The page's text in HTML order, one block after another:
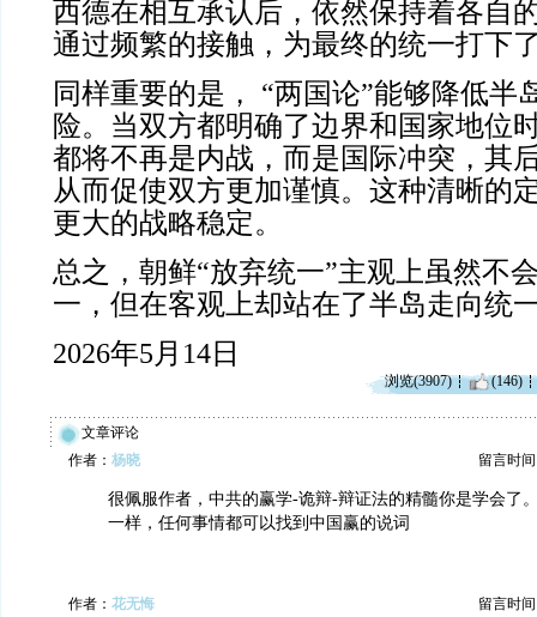
西德在相互承认后，依然保持着各自
通过频繁的接触，为最终的统一打下
同样重要的是， “两国论”能够降低半
险。当双方都明确了边界和国家地位
都将不再是内战，而是国际冲突，其
从而促使双方更加谨慎。这种清晰的
更大的战略稳定。
总之，朝鲜“放弃统一”主观上虽然不
一，但在客观上却站在了半岛走向统
2026年5月14日
浏览(3907) (146)
文章评论
作者： 杨晓 留言时间
很佩服作者，中共的赢学-诡辩-辩证法的精髓你是学会了
一样，任何事情都可以找到中国赢的说词
作者： 花无悔 留言时间